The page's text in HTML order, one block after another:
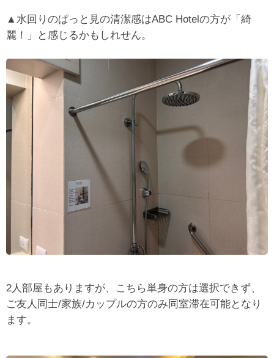
▲水回りのぱっと見の清潔感はABC Hotelの方が「綺
麗！」と感じるかもしれせん。
2人部屋もありますが、こちら単身の方は選択できず、
ご友人同士/家族/カップルの方のみ同室滞在可能となり
ます。